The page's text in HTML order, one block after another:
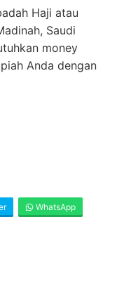
Haji atau
Saudi
money
Anda dengan
WhatsApp